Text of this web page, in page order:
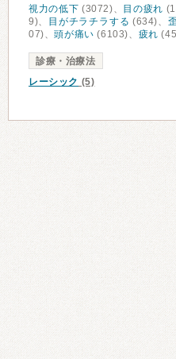
視力の低下 (3072)、 目の疲れ
9)、
目がチラチラする (634)、
07)、頭が痛い (6103)、 疲れ
診療・治療法
レーシック (5)